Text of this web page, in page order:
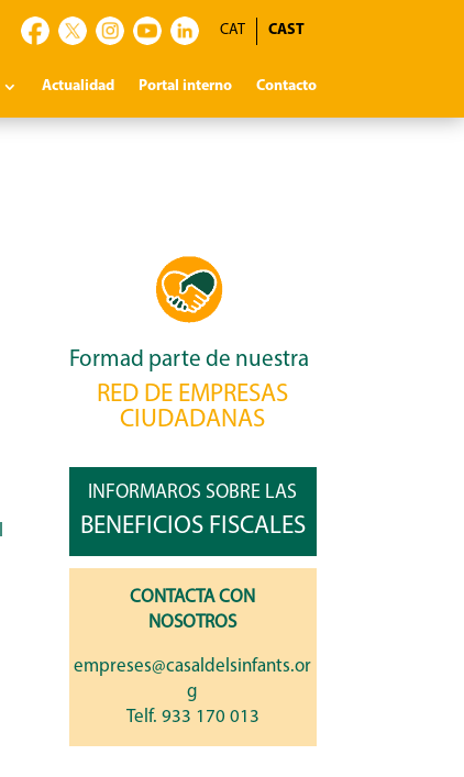
CAST
CAT
Actualidad Portal interno Contacto
Formad parte de nuestra
RED DE EMPRESAS
CIUDADANAS
INFORMAROS SOBRE LAS
BENEFICIOS FISCALES
CONTACTA CON
NOSOTROS
empreses@casaldelsinfants.or
g
Telf. 933 170 013